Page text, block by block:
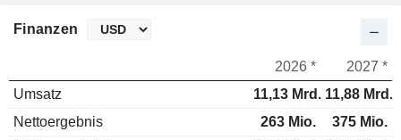
Finanzen
2026 *
2027 *
Umsatz
11,13 Mrd. 11,88 Mrd.
Nettoergebnis
263 Mio.
375 Mio.